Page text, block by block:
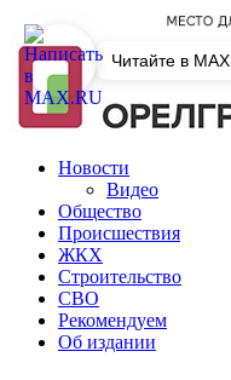
Новости
Видео
Общество
Происшествия
ЖКХ
Строительство
СВО
Рекомендуем
Об издании
Читайте в MAX